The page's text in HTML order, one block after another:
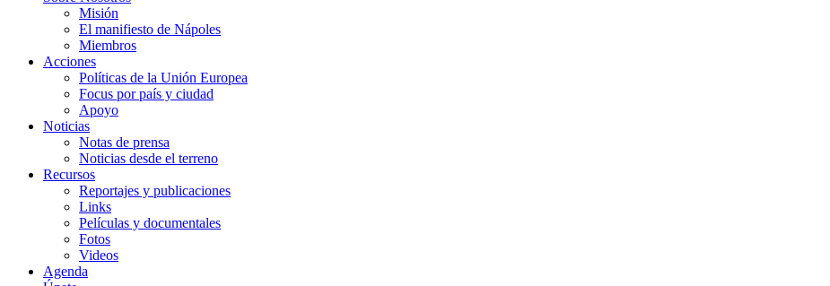
Misión
El manifiesto de Nápoles
Miembros
Acciones
Políticas de la Unión Europea
Focus por país y ciudad
Apoyo
Noticias
Notas de prensa
Noticias desde el terreno
Recursos
Reportajes y publicaciones
Links
Películas y documentales
Fotos
Videos
Agenda